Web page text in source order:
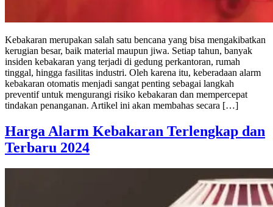
Kebakaran merupakan salah satu bencana yang bisa mengakibatkan
kerugian besar, baik material maupun jiwa. Setiap tahun, banyak
insiden kebakaran yang terjadi di gedung perkantoran, rumah
tinggal, hingga fasilitas industri. Oleh karena itu, keberadaan alarm
kebakaran otomatis menjadi sangat penting sebagai langkah
preventif untuk mengurangi risiko kebakaran dan mempercepat
tindakan penanganan. Artikel ini akan membahas secara […]
Harga Alarm Kebakaran Terlengkap dan
Terbaru 2024